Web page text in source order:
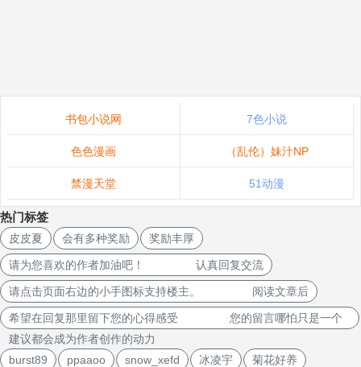
书包小说网 7色小说
色色漫画 （乱伦）妹汁NP
禁漫天堂 51动漫
热门标签
皮皮夏 会有多种奖励 奖励丰厚
请为您喜欢的作者加油吧！ 认真回复交流
请点击页面右边的小手图标支持楼主。 阅读文章后
希望在回复那里留下您的心得感受 您的留言哪怕只是一个
建议都会成为作者创作的动力
burst89
ppaaoo snow_xefd 冰凌宇 菊花好养